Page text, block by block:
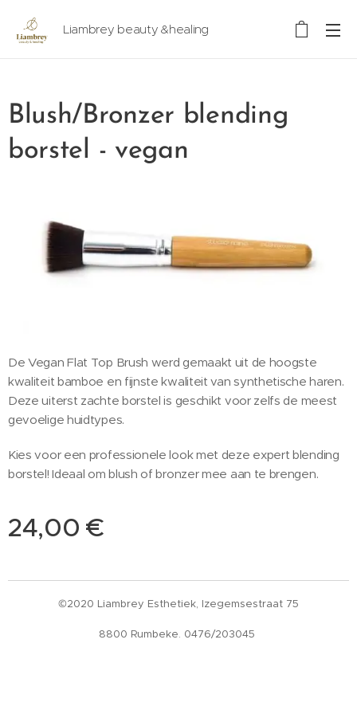
Liambrey beauty &healing
Blush/Bronzer blending
borstel - vegan
De Vegan Flat Top Brush werd gemaakt uit de hoogste
kwaliteit bamboe en fijnste kwaliteit van synthetische haren.
Deze uiterst zachte borstel is geschikt voor zelfs de meest
gevoelige huidtypes.
Kies voor een professionele look met deze expert blending
borstel! Ideaal om blush of bronzer mee aan te brengen.
24,00 €
©2020 Liambrey Esthetiek, Izegemsestraat 75
8800 Rumbeke. 0476/203045